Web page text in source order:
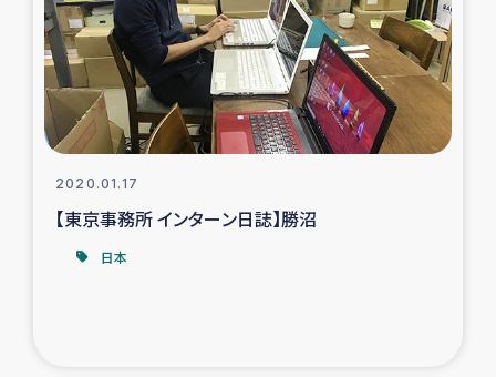
タイ国境ミャンマー移民子ども支援
漁民によるマングローブ植林活動
レバノンでのシリア難民への食糧・越冬支援
レバノンにおける緊急支援
レバノンでのシリア難民への教育支援事業
2020.01.17
【東京事務所 インターン日誌】勝沼
日本